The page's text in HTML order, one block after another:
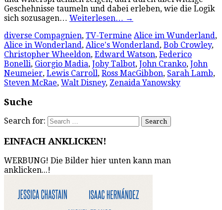
Geschehnisse taumeln und dabei erleben, wie die Logik
sich sozusagen… Weiterlesen… →
diverse Compagnien, TV-Termine Alice im Wunderland,
Alice in Wonderland, Alice's Wonderland, Bob Crowley,
Christopher Wheeldon, Edward Watson, Federico
Bonelli, Giorgio Madia, Joby Talbot, John Cranko, John
Neumeier, Lewis Carroll, Ross MacGibbon, Sarah Lamb,
Steven McRae, Walt Disney, Zenaida Yanowsky
Suche
Search for:
EINFACH ANKLICKEN!
WERBUNG! Die Bilder hier unten kann man
anklicken...!